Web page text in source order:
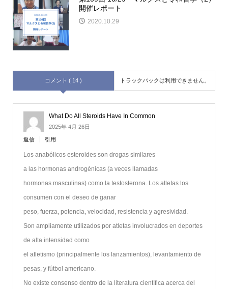
開催レポート
2020.10.29
コメント ( 14 ) トラックバックは利用できません。
What Do All Steroids Have In Common
2025年 4月 26日
返信 引用
Los anabólicos esteroides son drogas similares
a las hormonas androgénicas (a veces llamadas
hormonas masculinas) como la testosterona. Los atletas los
consumen con el deseo de ganar
peso, fuerza, potencia, velocidad, resistencia y agresividad.
Son ampliamente utilizados por atletas involucrados en deportes
de alta intensidad como
el atletismo (principalmente los lanzamientos), levantamiento de
pesas, y fútbol americano.
No existe consenso dentro de la literatura científica acerca del